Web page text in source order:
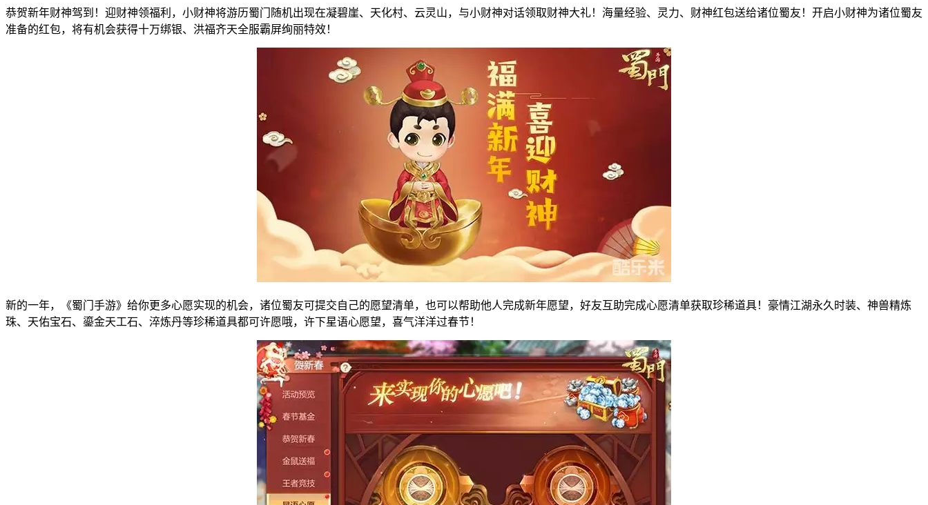
恭贺新年财神驾到！迎财神领福利，小财神将游历蜀门随机出现在凝碧崖、天化村、云灵山，与小财神对话领取财神大礼！海量经验、灵力、财神红包送给诸位蜀友！开启小财神为诸位蜀友
准备的红包，将有机会获得十万绑银、洪福齐天全服霸屏绚丽特效！
新的一年，《蜀门手游》给你更多心愿实现的机会，诸位蜀友可提交自己的愿望清单，也可以帮助他人完成新年愿望，好友互助完成心愿清单获取珍稀道具！豪情江湖永久时装、神兽精炼
珠、天佑宝石、鎏金天工石、淬炼丹等珍稀道具都可许愿哦，许下星语心愿望，喜气洋洋过春节！